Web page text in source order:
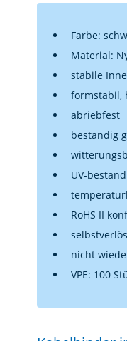
Farbe:
Material:
stabile
formstabil,
abriebfest
beständig
UV-
RoHS II
nicht
VPE: 100